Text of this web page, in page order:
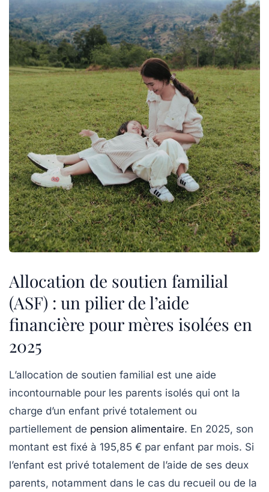
Allocation de soutien familial
(ASF) : un pilier de l’aide
financière pour mères isolées en
2025
L’allocation de soutien familial est une aide
incontournable pour les parents isolés qui ont la
charge d’un enfant privé totalement ou
partiellement de pension alimentaire. En 2025, son
montant est fixé à 195,85 € par enfant par mois. Si
l’enfant est privé totalement de l’aide de ses deux
parents, notamment dans le cas du recueil ou de la